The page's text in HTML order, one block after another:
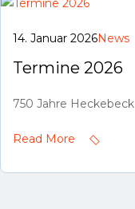
Termine 2026
14. Januar 2026News
750 Jahre Heckebeck
Read More